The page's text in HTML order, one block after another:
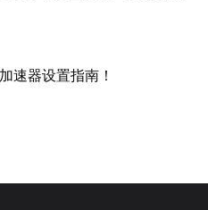
速器设置指南！